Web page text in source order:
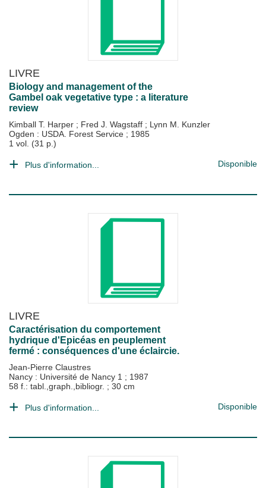
LIVRE
Biology and management of the
Gambel oak vegetative type : a literature
review
Kimball T. Harper ; Fred J. Wagstaff ; Lynn M. Kunzler
Ogden : USDA. Forest Service ; 1985
1 vol. (31 p.)
Plus d'information... Disponible
LIVRE
Caractérisation du comportement
hydrique d'Epicéas en peuplement
fermé : conséquences d'une éclaircie.
Jean-Pierre Claustres
Nancy : Université de Nancy 1 ; 1987
58 f.: tabl.,graph.,bibliogr. ; 30 cm
Plus d'information... Disponible